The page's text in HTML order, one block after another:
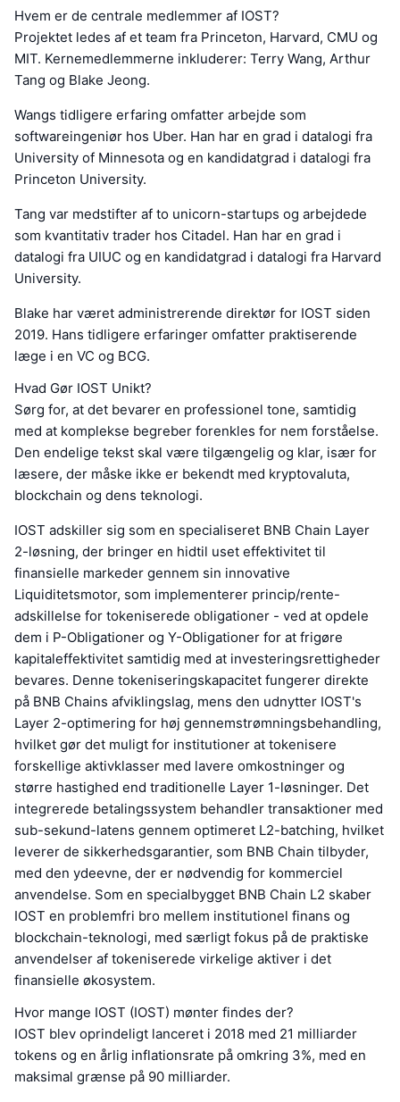
Hvem er de centrale medlemmer af IOST?
Projektet ledes af et team fra Princeton, Harvard, CMU og
MIT. Kernemedlemmerne inkluderer: Terry Wang, Arthur
Tang og Blake Jeong.
Wangs tidligere erfaring omfatter arbejde som
softwareingeniør hos Uber. Han har en grad i datalogi fra
University of Minnesota og en kandidatgrad i datalogi fra
Princeton University.
Tang var medstifter af to unicorn-startups og arbejdede
som kvantitativ trader hos Citadel. Han har en grad i
datalogi fra UIUC og en kandidatgrad i datalogi fra Harvard
University.
Blake har været administrerende direktør for IOST siden
2019. Hans tidligere erfaringer omfatter praktiserende
læge i en VC og BCG.
Hvad Gør IOST Unikt?
Sørg for, at det bevarer en professionel tone, samtidig
med at komplekse begreber forenkles for nem forståelse.
Den endelige tekst skal være tilgængelig og klar, især for
læsere, der måske ikke er bekendt med kryptovaluta,
blockchain og dens teknologi.
IOST adskiller sig som en specialiseret BNB Chain Layer
2-løsning, der bringer en hidtil uset effektivitet til
finansielle markeder gennem sin innovative
Liquiditetsmotor, som implementerer princip/rente-
adskillelse for tokeniserede obligationer - ved at opdele
dem i P-Obligationer og Y-Obligationer for at frigøre
kapitaleffektivitet samtidig med at investeringsrettigheder
bevares. Denne tokeniseringskapacitet fungerer direkte
på BNB Chains afviklingslag, mens den udnytter IOST's
Layer 2-optimering for høj gennemstrømningsbehandling,
hvilket gør det muligt for institutioner at tokenisere
forskellige aktivklasser med lavere omkostninger og
større hastighed end traditionelle Layer 1-løsninger. Det
integrerede betalingssystem behandler transaktioner med
sub-sekund-latens gennem optimeret L2-batching, hvilket
leverer de sikkerhedsgarantier, som BNB Chain tilbyder,
med den ydeevne, der er nødvendig for kommerciel
anvendelse. Som en specialbygget BNB Chain L2 skaber
IOST en problemfri bro mellem institutionel finans og
blockchain-teknologi, med særligt fokus på de praktiske
anvendelser af tokeniserede virkelige aktiver i det
finansielle økosystem.
Hvor mange IOST (IOST) mønter findes der?
IOST blev oprindeligt lanceret i 2018 med 21 milliarder
tokens og en årlig inflationsrate på omkring 3%, med en
maksimal grænse på 90 milliarder.